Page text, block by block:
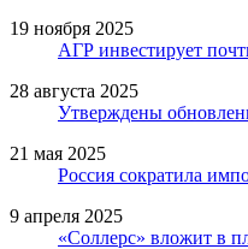
19 ноября 2025
АГР инвестирует
28 августа 2025
Утверждены
21 мая 2025
Россия сократила
9 апреля 2025
«Соллерс» вложит в